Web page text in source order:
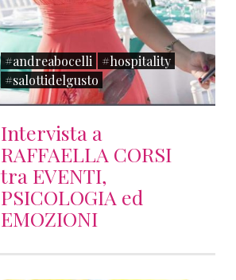
#andreabocelli
#hospitality
#salottidelgusto
Intervista a
RAFFAELLA CORSI
tra EVENTI,
PSICOLOGIA ed
EMOZIONI